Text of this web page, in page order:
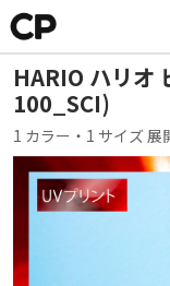
HARIO ハリオ
100_SCI)
1 カラー・1 サイズ 展